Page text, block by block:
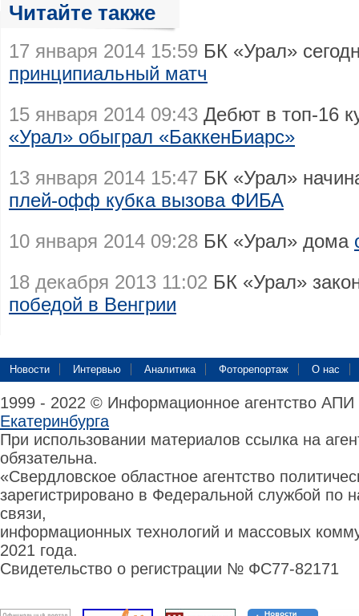
Читайте также
17 января 2014 15:59 БК «Урал»
принципиальный матч
15 января 2014 09:43 Дебют в топ-16
«Урал» обыграл «БаккенБиарс»
13 января 2014 15:47 БК «Урал»
плей-офф кубка вызова ФИБА
10 января 2014 09:28 БК «Урал» дома
18 декабря 2013 11:02 БК «Урал»
победой в Венгрии
Новости Интервью Аналитика Фоторепортаж О нас
1999 - 2022 © Информационное агентство
Екатеринбурга
При использовании материалов ссылка на
обязательна.
«Свердловское областное агентство
зарегистрировано в Федеральной службой по
связи,
информационных технологий и массовых
2021 года.
Свидетельство о регистрации № ФС77-82171